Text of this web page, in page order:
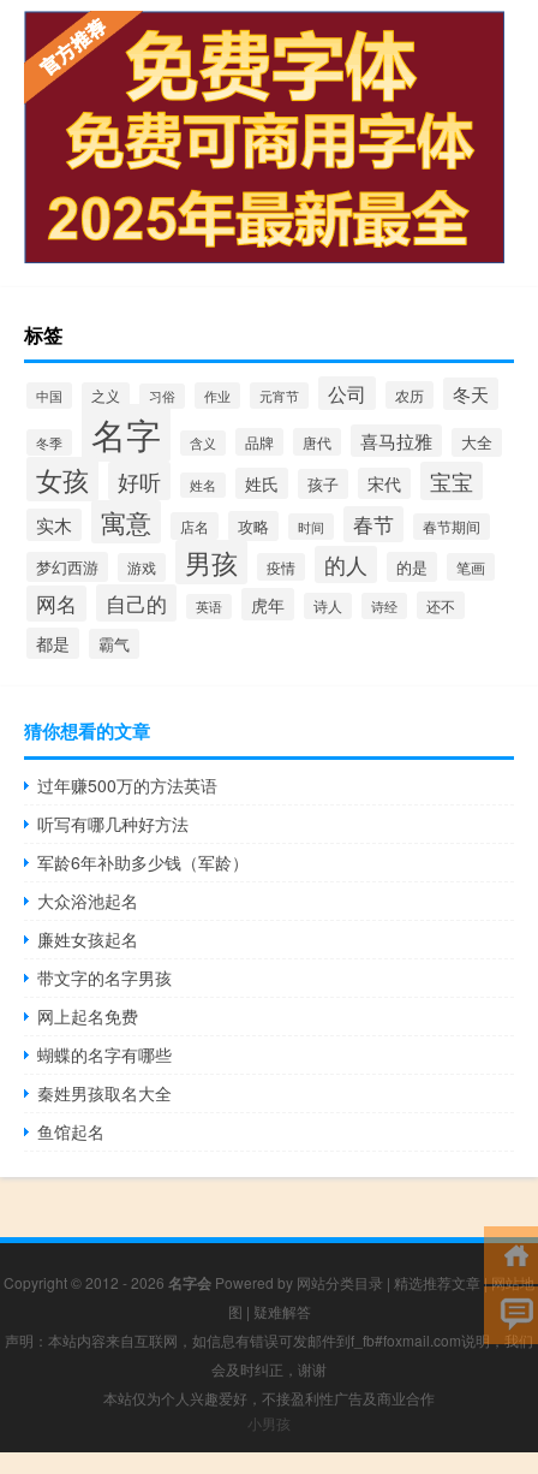
标签
中国 之义 习俗 作业 元宵节 公司 农历 冬天
冬季 名字 含义 品牌 唐代 喜马拉雅 大全
女孩 好听 姓名 姓氏 孩子 宋代 宝宝
实木 寓意 店名 攻略 时间 春节 春节期间
梦幻西游 游戏 男孩 疫情 的人 的是 笔画
网名 自己的 英语 虎年 诗人 诗经 还不
都是 霸气
猜你想看的文章
过年赚500万的方法英语
听写有哪几种好方法
军龄6年补助多少钱（军龄）
大众浴池起名
廉姓女孩起名
带文字的名字男孩
网上起名免费
蝴蝶的名字有哪些
秦姓男孩取名大全
鱼馆起名
Copyright © 2012 - 2026 名字会 Powered by 网站分类目录 | 精选推荐文章 |网站地
图 | 疑难解答
声明：本站内容来自互联网，如信息有错误可发邮件到f_fb#foxmail.com说明，我们
会及时纠正，谢谢
本站仅为个人兴趣爱好，不接盈利性广告及商业合作
小男孩